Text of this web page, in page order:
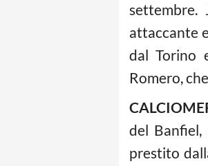
attaccante
dal Torino
Romero,
del
prestito